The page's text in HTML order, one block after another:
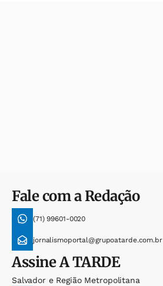
Fale com a Redação
(71) 99601-0020
jornalismoportal@grupoatarde.com.br
AssineA TARDE
Salvador e Região Metropolitana